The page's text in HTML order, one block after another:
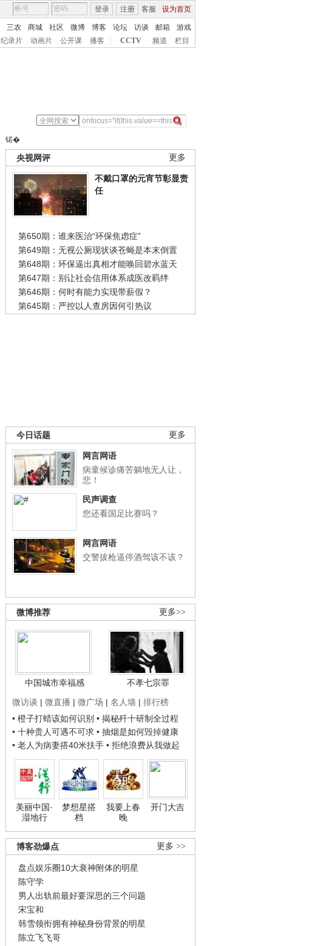
客服 设为首页
登录 注册
三农 商城 社区 微博 博客 论坛 访谈 邮箱
游戏
纪录片 动画片 公开课 播客 CCTV 频道 栏目
锘�
更多
央视网评
不戴口罩的元宵节彰显责
任
第650期：谁来医治“环保焦虑症”
第649期：无视公厕现状谈苍蝇是本末倒置
第648期：环保逼出真相才能唤回碧水蓝天
第647期：别让社会信用体系成医改羁绊
第646期：何时有能力实现带薪假？
第645期：严控以人查房因何引热议
更多
今日话题
网言网语
病童候诊痛苦躺地无人让，
悲！
民声调查
您还看国足比赛吗？
网言网语
交警拔枪逼停酒驾该不该？
更多>>
微博推荐
中国城市幸福感
不孝七宗罪
微访谈 | 微直播 | 微广场 | 名人墙 | 排行榜
• 橙子打蜡该如何识别 • 揭秘歼十研制全过程
• 十种贵人可遇不可求 • 抽烟是如何毁掉健康
• 老人为病妻搭40米扶手 • 拒绝浪费从我做起
美丽中国·
湿地行
梦想星搭
档
我要上春
晚
开门大吉
更多 >>
博客劲爆点
盘点娱乐圈10大衰神附体的明星
陈守学
男人出轨前最好要深思的三个问题
宋宝和
韩雪领衔拥有神秘身份背景的明星
陈立飞飞哥